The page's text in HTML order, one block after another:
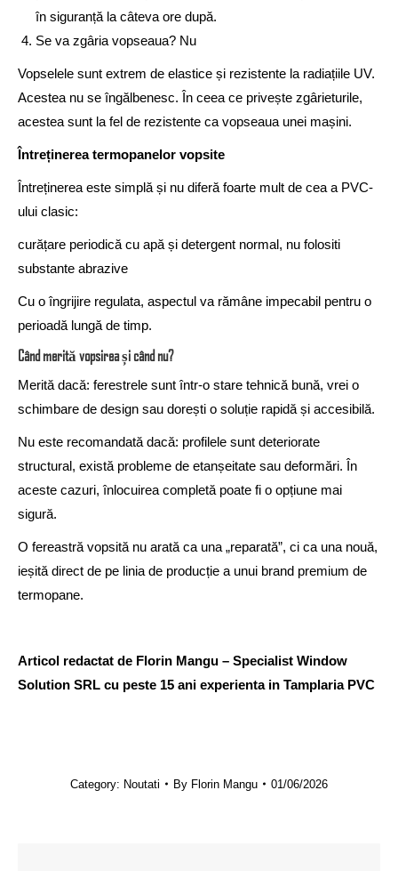
în siguranță la câteva ore după.
Se va zgâria vopseaua? Nu
Vopselele sunt extrem de elastice și rezistente la radiațiile UV.
Acestea nu se îngălbenesc. În ceea ce privește zgârieturile,
acestea sunt la fel de rezistente ca vopseaua unei mașini.
Întreținerea termopanelor vopsite
Întreținerea este simplă și nu diferă foarte mult de cea a PVC-
ului clasic:
curățare periodică cu apă și detergent normal, nu folositi
substante abrazive
Cu o îngrijire regulata, aspectul va rămâne impecabil pentru o
perioadă lungă de timp.
Când merită vopsirea și când nu?
Merită dacă: ferestrele sunt într-o stare tehnică bună, vrei o
schimbare de design sau dorești o soluție rapidă și accesibilă.
Nu este recomandată dacă: profilele sunt deteriorate
structural, există probleme de etanșeitate sau deformări. În
aceste cazuri, înlocuirea completă poate fi o opțiune mai
sigură.
O fereastră vopsită nu arată ca una „reparată”, ci ca una nouă,
ieșită direct de pe linia de producție a unui brand premium de
termopane.
Articol redactat de Florin Mangu – Specialist Window
Solution SRL cu peste 15 ani experienta in Tamplaria PVC
Category: Noutati By Florin Mangu 01/06/2026